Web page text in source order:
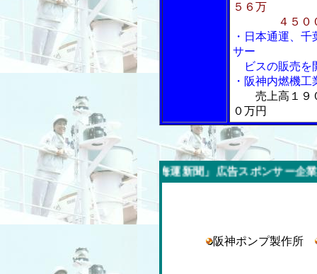
５６万
４５００
・日本通運、
サー
ビスの販売を
・阪神内燃機
売上高１９
０万円
週の「内航海運新聞」広告スポンサー企業
阪神ポンプ製作所